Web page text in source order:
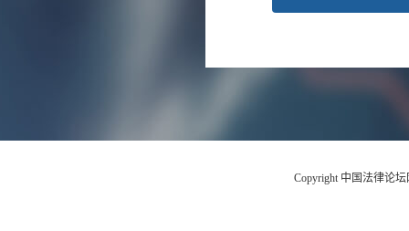
Copyright 中国法律论